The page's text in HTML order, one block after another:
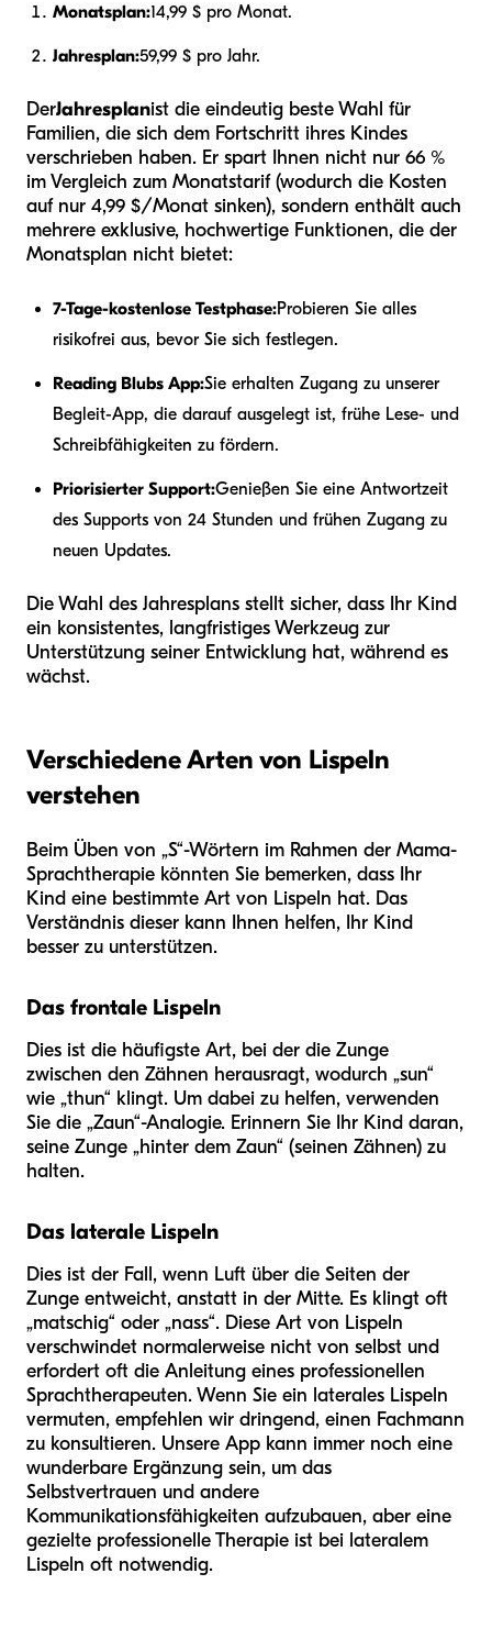
Monatsplan:14,99 $ pro Monat.
Jahresplan:59,99 $ pro Jahr.
DerJahresplanist die eindeutig beste Wahl für
Familien, die sich dem Fortschritt ihres Kindes
verschrieben haben. Er spart Ihnen nicht nur 66 %
im Vergleich zum Monatstarif (wodurch die Kosten
auf nur 4,99 $/Monat sinken), sondern enthält auch
mehrere exklusive, hochwertige Funktionen, die der
Monatsplan nicht bietet:
7-Tage-kostenlose Testphase:Probieren Sie alles
risikofrei aus, bevor Sie sich festlegen.
Reading Blubs App:Sie erhalten Zugang zu unserer
Begleit-App, die darauf ausgelegt ist, frühe Lese- und
Schreibfähigkeiten zu fördern.
Priorisierter Support:Genießen Sie eine Antwortzeit
des Supports von 24 Stunden und frühen Zugang zu
neuen Updates.
Die Wahl des Jahresplans stellt sicher, dass Ihr Kind
ein konsistentes, langfristiges Werkzeug zur
Unterstützung seiner Entwicklung hat, während es
wächst.
Verschiedene Arten von Lispeln
verstehen
Beim Üben von „S“-Wörtern im Rahmen der Mama-
Sprachtherapie könnten Sie bemerken, dass Ihr
Kind eine bestimmte Art von Lispeln hat. Das
Verständnis dieser kann Ihnen helfen, Ihr Kind
besser zu unterstützen.
Das frontale Lispeln
Dies ist die häufigste Art, bei der die Zunge
zwischen den Zähnen herausragt, wodurch „sun“
wie „thun“ klingt. Um dabei zu helfen, verwenden
Sie die „Zaun“-Analogie. Erinnern Sie Ihr Kind daran,
seine Zunge „hinter dem Zaun“ (seinen Zähnen) zu
halten.
Das laterale Lispeln
Dies ist der Fall, wenn Luft über die Seiten der
Zunge entweicht, anstatt in der Mitte. Es klingt oft
„matschig“ oder „nass“. Diese Art von Lispeln
verschwindet normalerweise nicht von selbst und
erfordert oft die Anleitung eines professionellen
Sprachtherapeuten. Wenn Sie ein laterales Lispeln
vermuten, empfehlen wir dringend, einen Fachmann
zu konsultieren. Unsere App kann immer noch eine
wunderbare Ergänzung sein, um das
Selbstvertrauen und andere
Kommunikationsfähigkeiten aufzubauen, aber eine
gezielte professionelle Therapie ist bei lateralem
Lispeln oft notwendig.